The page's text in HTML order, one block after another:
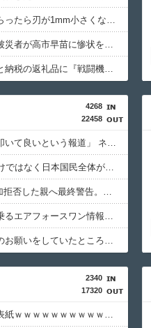
【クレーマー】「研いでもらったら刃が1mm小さくなった」 刃物店「刃の欠けを直して研ぎ上げる以上、物理的に鉄が削れてサイズが変わるのは当たり前なんですが…」
【熊本地震】れいわ信者「被災者が高市早苗に惨状を訴えようとしたら男に阻止された！」 ネット「“日蓮大聖人”だの叫んでるカルト信者を近づけないようにしてるだけ」
【犬笛】毎日新聞「ふるさと納税の返礼品に『戦闘機の清掃体験』」→サヨク発狂「徴兵制ガー！」…ネット「どういう論理構造を立てた結果その思考に至ったんだ？」
4268
22458
【速報】蓮舫「蓮舫だから叩いて良いという報道」 ネット「高市だから叩いて良いをやってるのがお前だろ」
【東大調査】一部のSNSだけではなく日本国民全体が思っていた「外国人受け入れ反対」大幅増20.7%↑56.3%
【速報】PTA会長「PTA参加拒否した親へ最終警告。こうなってもいい？」問題になりすぎて即撤回
【速報】トランプ大統領が乗るエアフォースワン情報漏洩事件、流出元はバイデン政権の空軍長官と判明「アクセス権を取り消す」
共産党「熊本地震救援募金のお願いをしていたところ、中指を立てられました。中指がメガネに当たり、危うく怪我をするところでした」
2340
17320
【画像】今年の防衛白書の表紙ｗｗｗｗｗｗｗｗｗｗｗｗｗｗｗｗｗｗｗ